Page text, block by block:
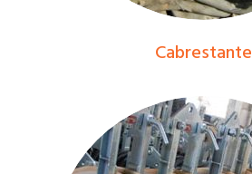
Cabrestante